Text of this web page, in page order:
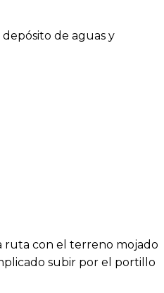
de aguas y
ruta con el terreno mojado
subir por el portillo